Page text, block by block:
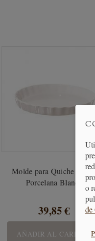
Molde para Quiche 32
Porcelana Blanca
39,85 €
AÑADIR AL CARRITO
o
de